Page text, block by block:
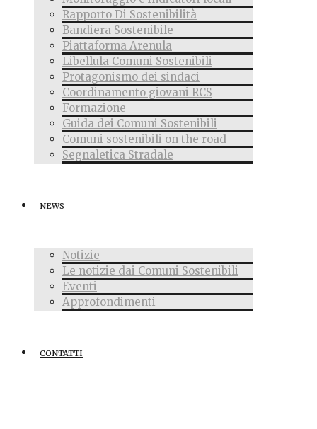
Rapporto Di Sostenibilità
Bandiera Sostenibile
Piattaforma Arenula
Libellula Comuni Sostenibili
Protagonismo dei sindaci
Coordinamento giovani RCS
Formazione
Guida dei Comuni Sostenibili
Comuni sostenibili on the road
Segnaletica Stradale
NEWS
Notizie
Le notizie dai Comuni Sostenibili
Eventi
Approfondimenti
CONTATTI